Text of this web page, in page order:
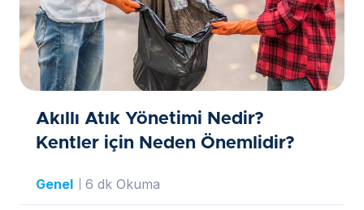
Akıllı Atık Yönetimi Nedir?
Kentler için Neden Önemlidir?
Genel 6 dk Okuma